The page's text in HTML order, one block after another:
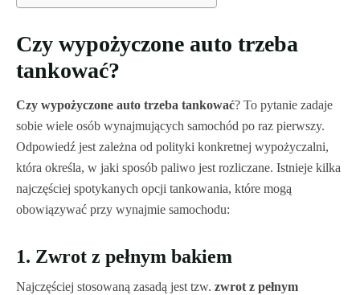
Czy wypożyczone auto trzeba
tankować?
Czy wypożyczone auto trzeba tankować? To pytanie zadaje
sobie wiele osób wynajmujących samochód po raz pierwszy.
Odpowiedź jest zależna od polityki konkretnej wypożyczalni,
która określa, w jaki sposób paliwo jest rozliczane. Istnieje kilka
najczęściej spotykanych opcji tankowania, które mogą
obowiązywać przy wynajmie samochodu:
1. Zwrot z pełnym bakiem
Najczęściej stosowaną zasadą jest tzw. zwrot z pełnym